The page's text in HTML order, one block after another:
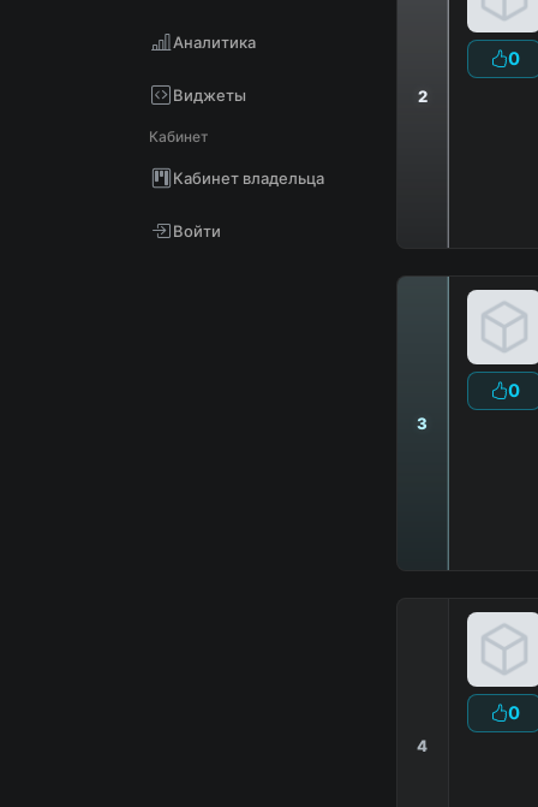
Аналитика
Виджеты
Кабинет
Кабинет владельца
Войти
2
0
3
0
4
0